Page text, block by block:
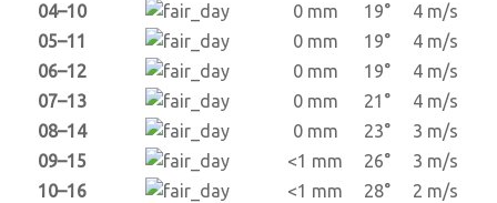
04–10
0 mm 19°
4 m/s
05–11
0 mm 19°
4 m/s
06–12
0 mm 19°
4 m/s
07–13
0 mm 21°
4 m/s
08–14
0 mm 23°
3 m/s
09–15
<1 mm 26°
3 m/s
10–16
<1 mm 28°
2 m/s